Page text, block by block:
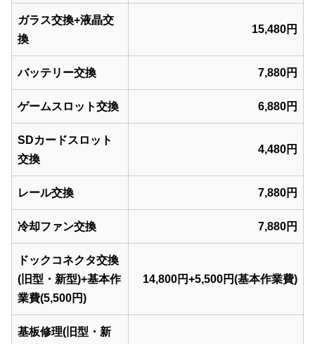
ガラス交換+液晶交
換
15,480円
バッテリー交換 7,880円
ゲームスロット交換 6,880円
SDカードスロット
交換
4,480円
レール交換 7,880円
冷却ファン交換 7,880円
ドックコネクタ交換
(旧型・新型)+基本作
業費(5,500円)
14,800円+5,500円(基本作業費)
基板修理(旧型・新